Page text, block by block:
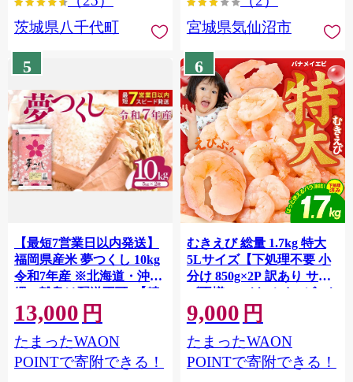
茨城県八千代町
宮城県気仙沼市
5
【最短7営業日以内発送】
福岡県産米 夢つくし 10kg
令和7年産 ※北海道・沖
縄・離島は配送不可 |【精
米 単一米 単一原料米 7年
産 国産 お米 ブランド米
5kg × 2 ゆめつくし】
CY009_01
13,000 円
たまったWAON
POINTで寄附できる！
6
むきえび 総量 1.7kg 特大
5Lサイズ【下処理不要 小
分け 850g×2P 訳あり サイ
ズ不揃い バナメイエビ バ
ラ凍結】 G4142
9,000 円
たまったWAON
POINTで寄附できる！